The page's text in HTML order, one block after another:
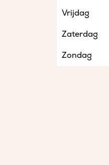
Vrijdag
Zaterdag
Zondag